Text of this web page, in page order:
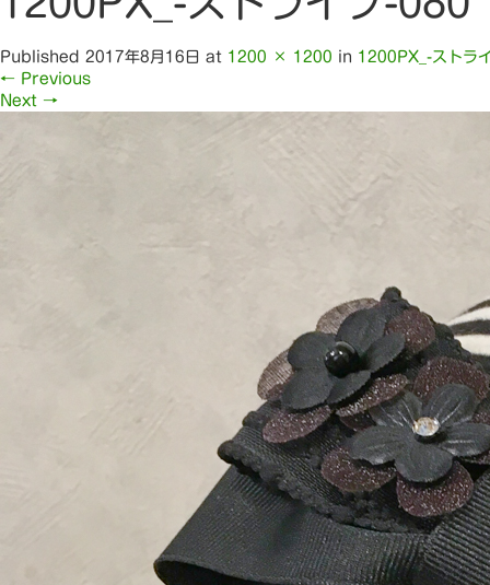
Published 2017年8月16日 at 1200 × 1200 in 1200PX_-ストラ
← Previous
Next →